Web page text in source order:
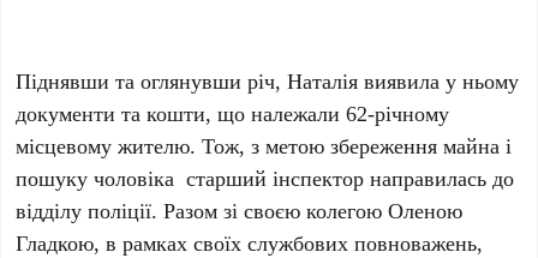
Піднявши та оглянувши річ, Наталія виявила у ньому
документи та кошти, що належали 62-річному
місцевому жителю. Тож, з метою збереження майна і
пошуку чоловіка старший інспектор направилась до
відділу поліції. Разом зі своєю колегою Оленою
Гладкою, в рамках своїх службових повноважень,